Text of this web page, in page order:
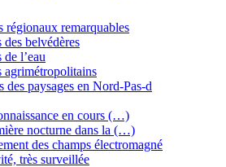
régionaux remarquables
des belvédères
de l’eau
agrimétropolitains
des paysages en Nord-Pas-d
en cours (…)
nocturne dans la (…)
des champs électromagné
très surveillée